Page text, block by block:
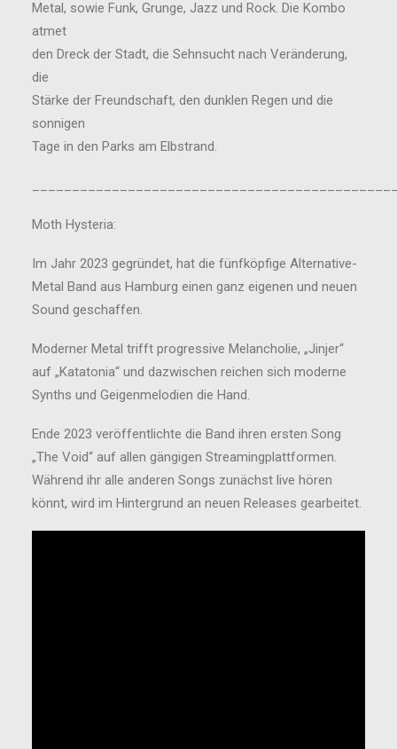
Metal, sowie Funk, Grunge, Jazz und Rock. Die Kombo
atmet
den Dreck der Stadt, die Sehnsucht nach Veränderung,
die
Stärke der Freundschaft, den dunklen Regen und die
sonnigen
Tage in den Parks am Elbstrand.
Moth Hysteria:
Im Jahr 2023 gegründet, hat die fünfköpfige Alternative-
Metal Band aus Hamburg einen ganz eigenen und neuen
Sound geschaffen.
Moderner Metal trifft progressive Melancholie, „Jinjer“
auf „Katatonia“ und dazwischen reichen sich moderne
Synths und Geigenmelodien die Hand.
Ende 2023 veröffentlichte die Band ihren ersten Song
„The Void“ auf allen gängigen Streamingplattformen.
Während ihr alle anderen Songs zunächst live hören
könnt, wird im Hintergrund an neuen Releases gearbeitet.